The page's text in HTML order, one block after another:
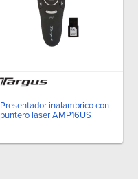
Presentador inalambrico con
puntero laser AMP16US